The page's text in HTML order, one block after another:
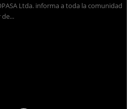
Ltda. informa a toda la comunidad